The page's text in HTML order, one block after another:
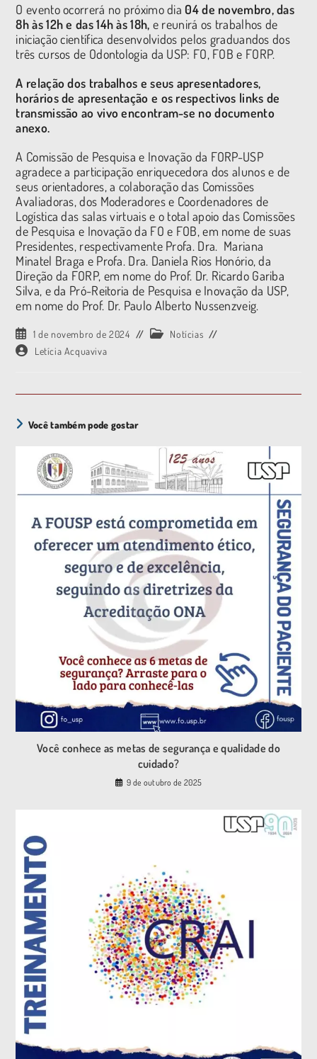
O evento ocorrerá no próximo dia 04 de novembro, das
8h às 12h e das 14h às 18h, e reunirá os trabalhos de
iniciação científica desenvolvidos pelos graduandos dos
três cursos de Odontologia da USP: FO, FOB e FORP.
A relação dos trabalhos e seus apresentadores,
horários de apresentação e os respectivos links de
transmissão ao vivo encontram-se no documento
anexo.
A Comissão de Pesquisa e Inovação da FORP-USP
agradece a participação enriquecedora dos alunos e de
seus orientadores, a colaboração das Comissões
Avaliadoras, dos Moderadores e Coordenadores de
Logística das salas virtuais e o total apoio das Comissões
de Pesquisa e Inovação da FO e FOB, em nome de suas
Presidentes, respectivamente Profa. Dra. Mariana
Minatel Braga e Profa. Dra. Daniela Rios Honório, da
Direção da FORP, em nome do Prof. Dr. Ricardo Gariba
Silva, e da Pró-Reitoria de Pesquisa e Inovação da USP,
em nome do Prof. Dr. Paulo Alberto Nussenzveig.
1 de novembro de 2024
Notícias
Letícia Acquaviva
Você também pode gostar
Você conhece as metas de segurança e qualidade do
cuidado?
9 de outubro de 2025